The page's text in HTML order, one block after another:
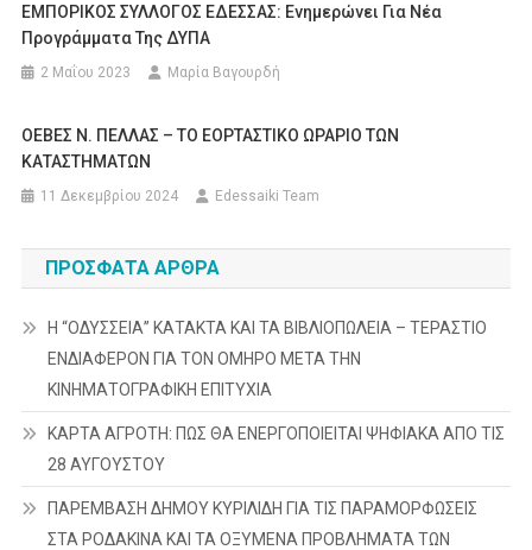
ΕΜΠΟΡΙΚΟΣ ΣΥΛΛΟΓΟΣ ΕΔΕΣΣΑΣ: Ενημερώνει Για Νέα
Προγράμματα Της ΔΥΠΑ
2 Μαΐου 2023 Μαρία Βαγουρδή
ΟΕΒΕΣ Ν. ΠΕΛΛΑΣ – ΤΟ ΕΟΡΤΑΣΤΙΚΟ ΩΡΑΡΙΟ ΤΩΝ
ΚΑΤΑΣΤΗΜΑΤΩΝ
11 Δεκεμβρίου 2024 Edessaiki Team
ΠΡΌΣΦΑΤΑ ΆΡΘΡΑ
Η “ΟΔΥΣΣΕΙΑ” ΚΑΤΑΚΤΑ ΚΑΙ ΤΑ ΒΙΒΛΙΟΠΩΛΕΙΑ – ΤΕΡΑΣΤΙΟ
ΕΝΔΙΑΦΕΡΟΝ ΓΙΑ ΤΟΝ ΟΜΗΡΟ ΜΕΤΑ ΤΗΝ
ΚΙΝΗΜΑΤΟΓΡΑΦΙΚΗ ΕΠΙΤΥΧΙΑ
ΚΑΡΤΑ ΑΓΡΟΤΗ: ΠΩΣ ΘΑ ΕΝΕΡΓΟΠΟΙΕΙΤΑΙ ΨΗΦΙΑΚΑ ΑΠΟ ΤΙΣ
28 ΑΥΓΟΥΣΤΟΥ
ΠΑΡΕΜΒΑΣΗ ΔΗΜΟΥ ΚΥΡΙΛΙΔΗ ΓΙΑ ΤΙΣ ΠΑΡΑΜΟΡΦΩΣΕΙΣ
ΣΤΑ ΡΟΔΑΚΙΝΑ ΚΑΙ ΤΑ ΟΞΥΜΕΝΑ ΠΡΟΒΛΗΜΑΤΑ ΤΩΝ